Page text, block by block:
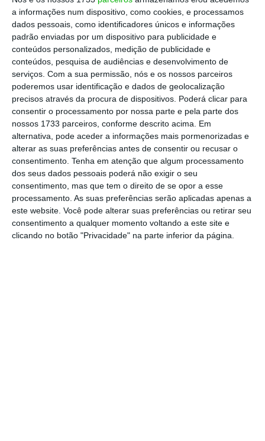
a informações num dispositivo, como cookies, e processamos
dados pessoais, como identificadores únicos e informações
padrão enviadas por um dispositivo para publicidade e
conteúdos personalizados, medição de publicidade e
conteúdos, pesquisa de audiências e desenvolvimento de
serviços. Com a sua permissão, nós e os nossos parceiros
poderemos usar identificação e dados de geolocalização
precisos através da procura de dispositivos. Poderá clicar para
consentir o processamento por nossa parte e pela parte dos
nossos 1733 parceiros, conforme descrito acima. Em
alternativa, pode aceder a informações mais pormenorizadas e
alterar as suas preferências antes de consentir ou recusar o
consentimento. Tenha em atenção que algum processamento
dos seus dados pessoais poderá não exigir o seu
consentimento, mas que tem o direito de se opor a esse
processamento. As suas preferências serão aplicadas apenas a
este website. Você pode alterar suas preferências ou retirar seu
consentimento a qualquer momento voltando a este site e
clicando no botão "Privacidade" na parte inferior da página.
Em pouco mais de 20 anos a explosão do marketing
digital desafiou em todo o mundo o universo do
marketing linear, e agora a data e a tecnologia com
recurso à inteligência artificial estão a transformar
por completo a forma como consumimos, como nos
entretemos, como nos informamos e, por tudo isto e
muito mais, a forma como vivemos. Esta
transformação atravessa gerações, classes sociais e
geografias e mexe com praticamente toda a nossa
vida.
As tendências são inequívocas e vale por isso a pena
estacionar aqui alguns números: o mercado
publicitário mundial está avaliado em 1.2 triliões de